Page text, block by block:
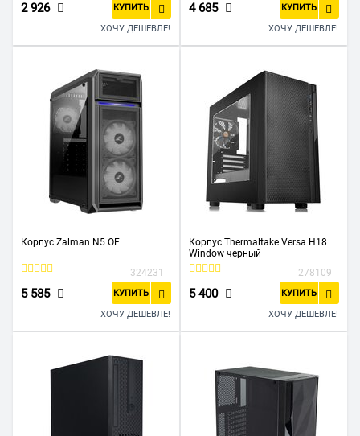
2 926 КУПИТЬ
ХОЧУ ДЕШЕВЛЕ!
4 685 КУПИТЬ
ХОЧУ ДЕШЕВЛЕ!
Корпус Zalman N5 OF
324231
5 585 КУПИТЬ
ХОЧУ ДЕШЕВЛЕ!
Корпус Thermaltake Versa H18
Window черный
278109
5 400 КУПИТЬ
ХОЧУ ДЕШЕВЛЕ!